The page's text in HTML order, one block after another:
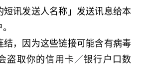
短讯发送人名称」发送讯息给本
结，因为这些链接可能含有病毒
盗取你的信用卡 ／银行户口数